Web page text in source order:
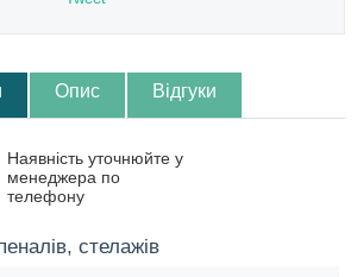
Опис Відгуки
Наявність уточнюйте у
менеджера по
телефону
стелажів